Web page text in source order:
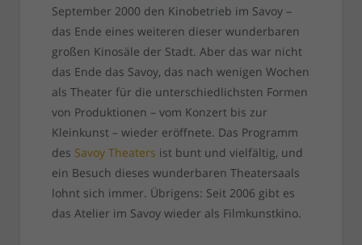
September 2000 den Kinobetrieb im Savoy –
das Ende eines weiteren dieser wunderbaren
großen Kinosäle der Stadt. Aber das war nicht
das Ende das Savoy, das nach wenigen Wochen
als Theater für die unterschiedlichsten Formen
von Produktionen – vom Konzert bis zur
Kleinkunst – wieder eröffnete. Das Programm
des Savoy Theaters ist bunt und vielfältig, und
ein Besuch dieses wunderbaren Theatersaals
lohnt sich immer. Übrigens: Seit 2006 gibt es
das Atelier im Savoy wieder als Filmkunstkino.